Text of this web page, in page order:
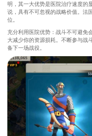
明，其一大优势是医院治疗速度的
说，具有不可忽视的战略价值。
位。
充分利用医院优势：战斗不可避免
大减少你的资源损耗。不断参与战
备下一场战役。